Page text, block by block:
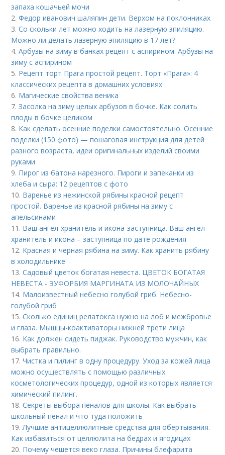
запаха кошачьей мочи
2.Федор иванович шаляпин дети. Верхом на поклонниках
3.Со скольки лет можно ходить на лазерную эпиляцию.
Можно ли делать лазерную эпиляцию в 17 лет?
4.Арбузы на зиму в банках рецепт с аспирином. Арбузы на
зиму с аспирином
5. Рецепт торт Прага простой рецепт. Торт «Прага»: 4
классических рецепта в домашних условиях
6. Магические свойства веника
7.Засолка на зиму целых арбузов в бочке. Как солить
плоды в бочке целиком
8. Как сделать осенние поделки самостоятельно. Осенние
поделки (150 фото) — пошаговая инструкция для детей
разного возраста, идеи оригинальных изделий своими
руками
9. Пирог из батона нарезного. Пироги и запеканки из
хлеба и сыра: 12 рецептов с фото
10. Варенье из нежинской рябины красной рецепт
простой. Варенье из красной рябины на зиму с
апельсинами
11. Ваш ангел-хранитель и икона-заступница. Ваш ангел-
хранитель и икона – заступница по дате рождения
12. Красная и черная рябина на зиму. Как хранить рябину
в холодильнике
13.Садовый цветок богатая невеста. ЦВЕТОК БОГАТАЯ
НЕВЕСТА - ЭУФОРБИЯ МАРГИНАТА ИЗ МОЛОЧАЙНЫХ
14. Малоизвестный небесно голубой гриб. Небесно-
голубой гриб
15.Сколько единиц релатокса нужно на лоб и межбровье
и глаза. Мышцы-коактиваторы нижней трети лица
16. Как должен сидеть пиджак. Руководство мужчин, как
выбрать правильно.
17.Чистка и пилинг в одну процедуру. Уход за кожей лица
можно осуществлять с помощью различных
косметологических процедур, одной из которых является
химический пилинг.
18.Секреты выбора пеналов для школы. Как выбрать
школьный пенал и что туда положить
19.Лучшие антицеллюлитные средства для обертывания.
Как избавиться от целлюлита на бедрах и ягодицах
20. Почему чешется веко глаза. Причины блефарита